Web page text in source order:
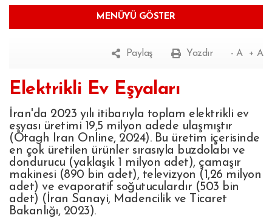
MENÜYÜ GÖSTER
Paylaş Yazdır - A + A
Elektrikli Ev Eşyaları
İran'da 2023 yılı itibarıyla toplam elektrikli ev
eşyası üretimi 19,5 milyon adede ulaşmıştır
(Otagh Iran Online, 2024). Bu üretim içerisinde
en çok üretilen ürünler sırasıyla buzdolabı ve
dondurucu (yaklaşık 1 milyon adet), çamaşır
makinesi (890 bin adet), televizyon (1,26 milyon
adet) ve evaporatif soğutuculardır (503 bin
adet) (İran Sanayi, Madencilik ve Ticaret
Bakanlığı, 2023).